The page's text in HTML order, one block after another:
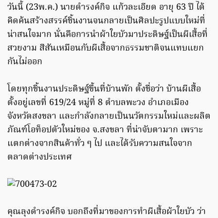
วันนี้ (23พ.ค.) นายดำรงค์กิจ แก้วละเอียด อายุ 63 ปี ได้
คิดค้นสร้างสรรค์ชิ้นงานจนกลายเป็นศิลปะรูปแบบใหม่ที่
น่าสนใจมาก นั่นคือการนำผ้าใยบัวมาประดิษฐ์เป็นผีเสื้อที่
สวยงาม สีสันเหมือนกับผีเสื้อจากธรรมชาติจนแทบแยก
กันไม่ออก
โดยทุกชิ้นงานประดิษฐ์ขึ้นที่บ้านพัก ตั้งชื่อว่า บ้านผีเสื้อ
ตั้งอยู่เลขที่ 619/24 หมู่ที่ 8 ตำบลพะวง อำเภอเมือง
จังหวัดสงขลา และกำลังกลายเป็นนวัตกรรมใหม่และผลิต
ภัณฑ์โอท็อปตัวใหม่ของ จ.สงขลา ที่น่าจับตามาก เพราะ
แตกต่างจากสินค้าทั่ว ๆ ไป และได้รับความสนใจจาก
ตลาดต่างประเทศ
คุณลุงดำรงค์กิจ บอกถึงที่มาของการทำผีเสื้อผ้าใยบัว ว่า